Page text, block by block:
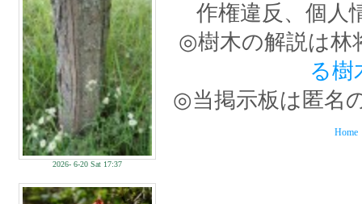
2026- 6-20 Sat 17:37
作権違反、個人
◎樹木の解説は林
る樹
◎当掲示板は匿名
Home